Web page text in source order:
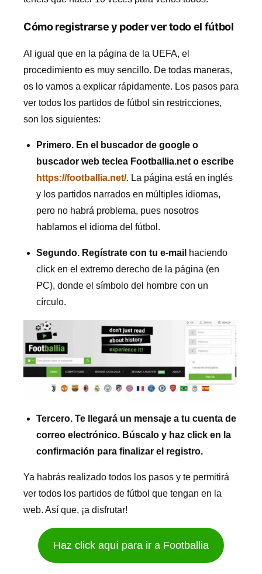
Cómo registrarse y poder ver todo el fútbol
Al igual que en la página de la UEFA, el
procedimiento es muy sencillo. De todas maneras,
os lo vamos a explicar rápidamente. Los pasos para
ver todos los partidos de fútbol sin restricciones,
son los siguientes:
Primero. En el buscador de google o
buscador web teclea Footballia.net o escribe
https://footballia.net/. La página está en inglés
y los partidos narrados en múltiples idiomas,
pero no habrá problema, pues nosotros
hablamos el idioma del fútbol.
Segundo. Regístrate con tu e-mail haciendo
click en el extremo derecho de la página (en
PC), donde el símbolo del hombre con un
círculo.
Tercero. Te llegará un mensaje a tu cuenta de
correo electrónico. Búscalo y haz click en la
confirmación para finalizar el registro.
Ya habrás realizado todos los pasos y te permitirá
ver todos los partidos de fútbol que tengan en la
web. Así que, ¡a disfrutar!
Haz click aquí para ir a Footballia